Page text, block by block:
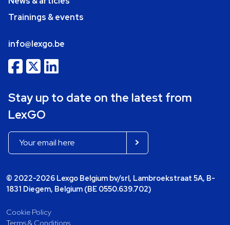
Trainings & events
info@lexgo.be
Stay up to date on the latest from
LexGO
© 2022-2026 Lexgo Belgium bv/srl, Lambroekstraat 5A, B-
1831 Diegem, Belgium (BE 0550.639.702)
Cookie Policy
Terms & Conditions